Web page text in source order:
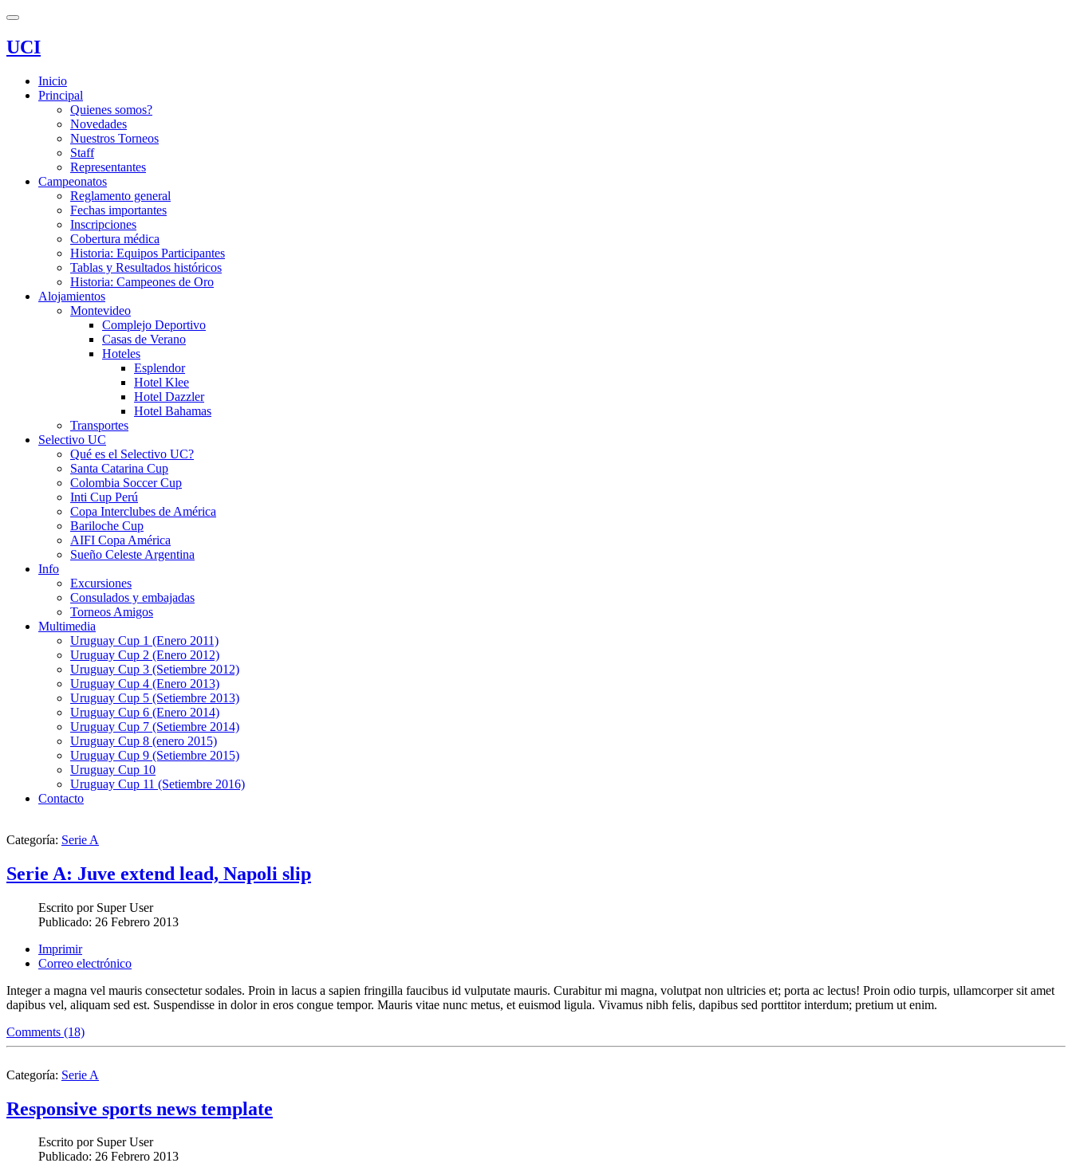
UCI
Inicio
Principal
Quienes somos?
Novedades
Nuestros Torneos
Staff
Representantes
Campeonatos
Reglamento general
Fechas importantes
Inscripciones
Cobertura médica
Historia: Equipos Participantes
Tablas y Resultados históricos
Historia: Campeones de Oro
Alojamientos
Montevideo
Complejo Deportivo
Casas de Verano
Hoteles
Esplendor
Hotel Klee
Hotel Dazzler
Hotel Bahamas
Transportes
Selectivo UC
Qué es el Selectivo UC?
Santa Catarina Cup
Colombia Soccer Cup
Inti Cup Perú
Copa Interclubes de América
Bariloche Cup
AIFI Copa América
Sueño Celeste Argentina
Info
Excursiones
Consulados y embajadas
Torneos Amigos
Multimedia
Uruguay Cup 1 (Enero 2011)
Uruguay Cup 2 (Enero 2012)
Uruguay Cup 3 (Setiembre 2012)
Uruguay Cup 4 (Enero 2013)
Uruguay Cup 5 (Setiembre 2013)
Uruguay Cup 6 (Enero 2014)
Uruguay Cup 7 (Setiembre 2014)
Uruguay Cup 8 (enero 2015)
Uruguay Cup 9 (Setiembre 2015)
Uruguay Cup 10
Uruguay Cup 11 (Setiembre 2016)
Contacto
Categoría: Serie A
Serie A: Juve extend lead, Napoli slip
Escrito por Super User
Publicado: 26 Febrero 2013
Imprimir
Correo electrónico
Integer a magna vel mauris consectetur sodales. Proin in lacus a sapien fringilla faucibus id vulputate mauris. Curabitur mi magna, volutpat non ultricies et; porta ac lectus! Proin odio turpis, ullamcorper sit amet
dapibus vel, aliquam sed est. Suspendisse in dolor in eros congue tempor. Mauris vitae nunc metus, et euismod ligula. Vivamus nibh felis, dapibus sed porttitor interdum; pretium ut enim.
Comments (18)
Categoría: Serie A
Responsive sports news template
Escrito por Super User
Publicado: 26 Febrero 2013